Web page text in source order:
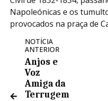
Napoleónicas e os
provocados na praça de
NOTÍCIA
ANTERIOR
Anjos e
Voz
Amiga da
Terrugem